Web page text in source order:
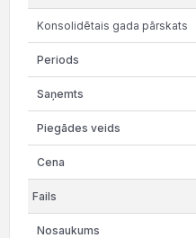
Konsolidētais gada pārskats